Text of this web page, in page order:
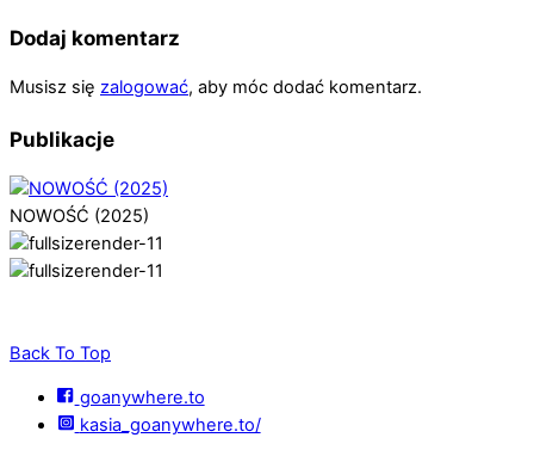
Dodaj komentarz
Musisz się zalogować, aby móc dodać komentarz.
Publikacje
NOWOŚĆ (2025)
Back To Top
goanywhere.to
kasia_goanywhere.to/